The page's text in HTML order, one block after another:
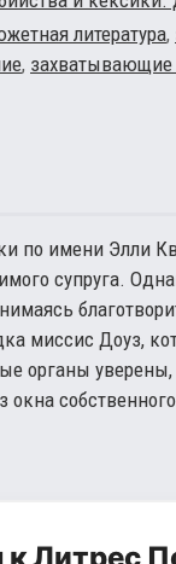
литература,
,
по имени Элли
супруга.
Доуз,
органы